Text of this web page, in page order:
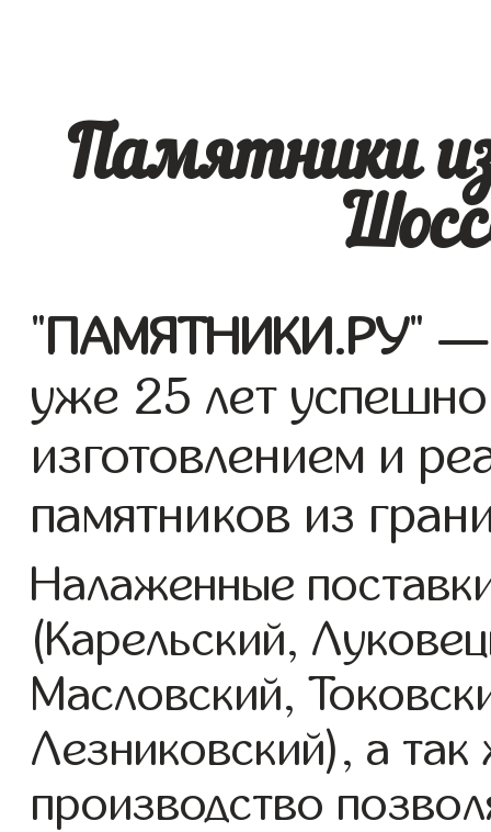
Памятники
"ПАМЯТНИКИ.РУ" —
уже 25 лет
изготовлением и
памятников из
Налаженные
(Карельский,
Масловский,
Лезниковский), а
производство